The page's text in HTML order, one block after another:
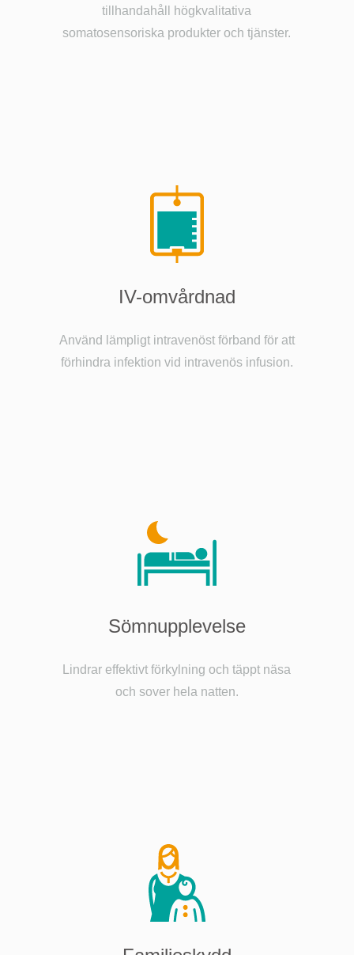
tillhandahåll högkvalitativa
somatosensoriska produkter och tjänster.
IV-omvårdnad
Använd lämpligt intravenöst förband för att
förhindra infektion vid intravenös infusion.
Sömnupplevelse
Lindrar effektivt förkylning och täppt näsa
och sover hela natten.